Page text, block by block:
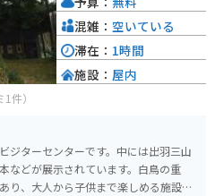
1件）
ジターセンターです。中には出羽三山
などが展示されています。白鳥の重
り、大人から子供まで楽しめる施設で
混雑： 空いている
滞在： 1時間
施設： 屋内